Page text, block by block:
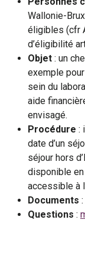
Wallonie-
éligibles (cfr
d’éligibilité
Objet : un
exemple
sein du
aide
envisagé.
Procédure :
date d’un
séjour hors
disponible
accessible à
Documents :
Questions :